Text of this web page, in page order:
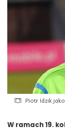
Piotr Idzik
W ramach 19.